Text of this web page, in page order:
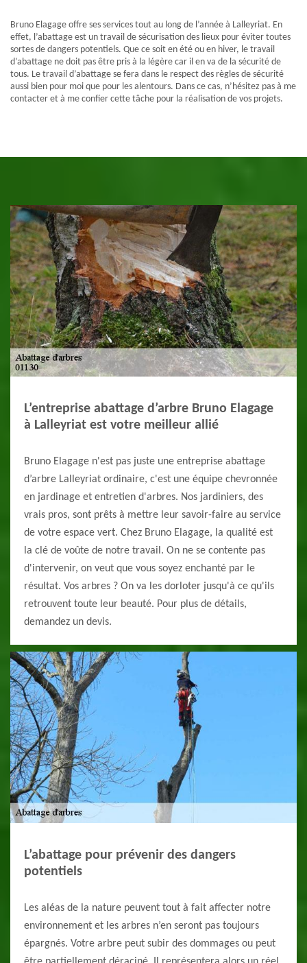
Bruno Elagage offre ses services tout au long de l’année à Lalleyriat. En
effet, l’abattage est un travail de sécurisation des lieux pour éviter toutes
sortes de dangers potentiels. Que ce soit en été ou en hiver, le travail
d’abattage ne doit pas être pris à la légère car il en va de la sécurité de
tous. Le travail d’abattage se fera dans le respect des règles de sécurité
aussi bien pour moi que pour les alentours. Dans ce cas, n’hésitez pas à me
contacter et à me confier cette tâche pour la réalisation de vos projets.
L’entreprise abattage d’arbre Bruno Elagage
à Lalleyriat est votre meilleur allié
Bruno Elagage n'est pas juste une entreprise abattage
d’arbre Lalleyriat ordinaire, c'est une équipe chevronnée
en jardinage et entretien d'arbres. Nos jardiniers, des
vrais pros, sont prêts à mettre leur savoir-faire au service
de votre espace vert. Chez Bruno Elagage, la qualité est
la clé de voûte de notre travail. On ne se contente pas
d'intervenir, on veut que vous soyez enchanté par le
résultat. Vos arbres ? On va les dorloter jusqu'à ce qu'ils
retrouvent toute leur beauté. Pour plus de détails,
demandez un devis.
L’abattage pour prévenir des dangers
potentiels
Les aléas de la nature peuvent tout à fait affecter notre
environnement et les arbres n’en seront pas toujours
épargnés. Votre arbre peut subir des dommages ou peut